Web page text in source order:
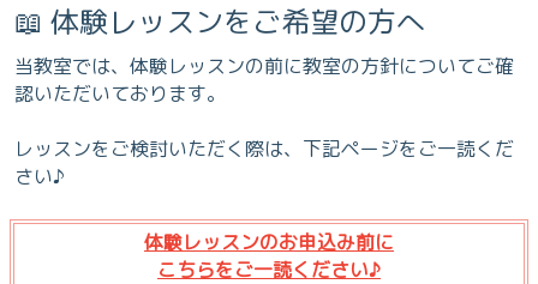
📖 体験レッスンをご希望の方へ
当教室では、体験レッスンの前に教室の方針についてご確
認いただいております。
レッスンをご検討いただく際は、下記ページをご一読くだ
さい♪
体験レッスンのお申込み前に
こちらをご一読ください♪